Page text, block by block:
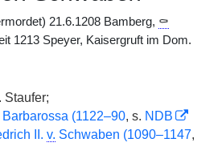
21.6.1208 Bamberg, ⚰
1213 Speyer, Kaisergruft im Dom.
Staufer;
Barbarossa (1122–90, s. NDB
II. v. Schwaben (1090–1147,